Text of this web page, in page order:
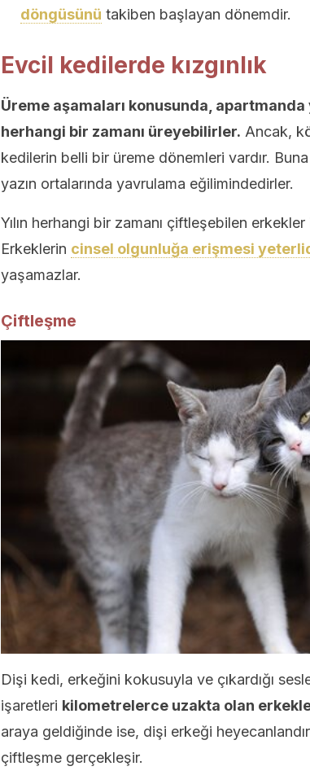
döngüsünü takiben başlayan dönemdir.
Evcil kedilerde kızgınlık
Üreme aşamaları konusunda,
herhangi bir zamanı üreyebilirler. Ancak,
kedilerin belli bir üreme dönemleri vardır.
yazın ortalarında yavrulama eğilimindedirler.
Yılın herhangi bir zamanı çiftleşebilen
Erkeklerin cinsel olgunluğa erişmesi
yaşamazlar.
Çiftleşme
Dişi kedi, erkeğini kokusuyla ve çıkardığı
işaretleri kilometrelerce uzakta olan
araya geldiğinde ise, dişi erkeği
çiftleşme gerçekleşir.